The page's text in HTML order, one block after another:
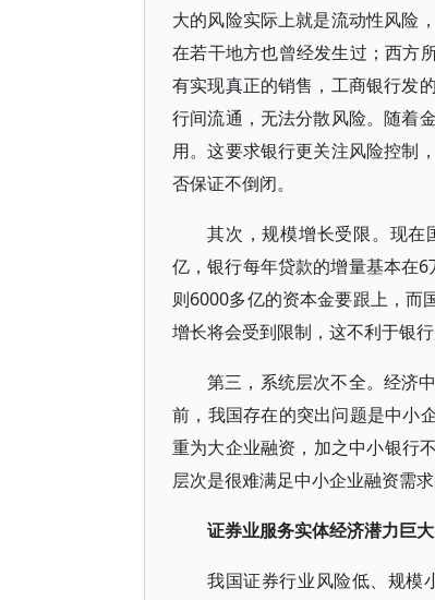
大的风险实际上就是流动性风险
在若干地方也曾经发生过；西方
有实现真正的销售，工商银行发
行间流通，无法分散风险。随着
用。这要求银行更关注风险控制
否保证不倒闭。
其次，规模增长受限。现
亿，银行每年贷款的增量基本在
则6000多亿的资本金要跟上，而
增长将会受到限制，这不利于银行
第三，系统层次不全。经济
前，我国存在的突出问题是中小
重为大企业融资，加之中小银行
层次是很难满足中小企业融资需求
证券业服务实体经济潜力巨大
我国证券行业风险低、规模